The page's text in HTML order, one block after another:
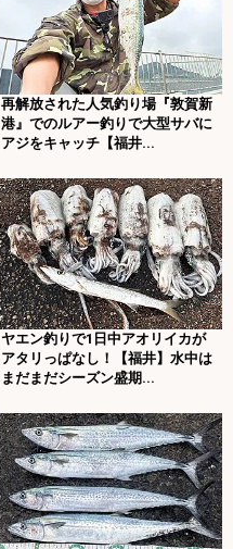
再解放された人気釣り場『敦賀新
港』でのルアー釣りで大型サバに
アジをキャッチ【福井...
ヤエン釣りで1日中アオリイカが
アタリっぱなし！【福井】水中は
まだまだシーズン盛期...